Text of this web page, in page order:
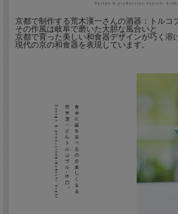
京都で制作する荒木漢一さんの酒器：トルコ
その作風は岐阜で磨いた大胆な風合いと
京都で育った美しい和食器デザインが巧く溶
現代の京の和食器を表現しています。